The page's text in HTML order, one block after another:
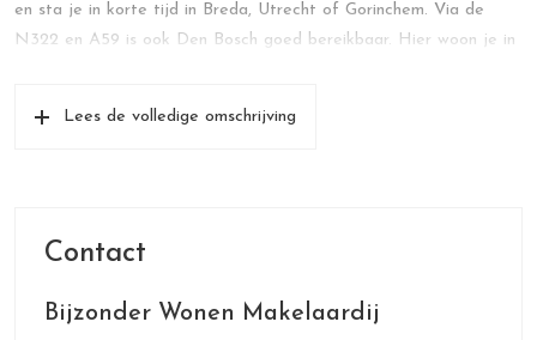
en sta je in korte tijd in Breda, Utrecht of Gorinchem. Via de
N322 en A59 is ook Den Bosch goed bereikbaar. Hier woon je in
monument uitermate geschikt voor wonen en werken onder één
in de voormalige gelagkamer, werk-/eetkamer, tuinkamer,
opkamer boven de wijnkelder, werkkamer, bijkeuken en berging op
de begane grond.
Lees de volledige omschrijving
Contact
Bijzonder Wonen Makelaardij